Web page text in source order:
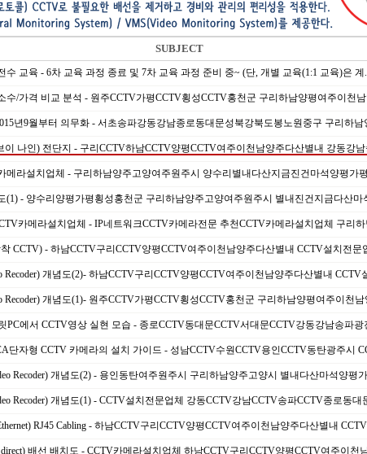
SUBJECT
수 교육 - 6차 교육 과정 종료 및 7차 교육 과정 준비 중~ (단, 개별 교육(1:1 교육)은 계
수/가격 비교 분석 - 원주CCTV가평CCTV횡성CCTV홍천군 구리하남양평여주이천
년9월부터 의무화 - 서초송파강동강남종로동대문성북강북도봉노원중구 구리하남
이 나인) 전단지 - 구리CCTV하남CCTV양평CCTV여주이천남양주다산별내 강동강
메라설치업체 - 구리하남양주고양여주원주시 양수리별내다산지금진건마석양평가
(1) - 양수리양평가평횡성홍천군 구리하남양주고양여주원주시 별내진건지금다산마
카메라설치업체 - IP네트워크CCTV카메라전문 추천CCTV카메라설치업체 구리
착 CCTV) - 하남CCTV구리CCTV양평CCTV여주이천남양주다산별내 CCTV설치전문
Recoder) 개념도(2)- 하남CCTV구리CCTV양평CCTV여주이천남양주다산별내 CCTV
Recoder) 개념도(1)- 원주CCTV가평CCTV횡성CCTV홍천군 구리하남양평여주이천
PC에서 CCTV영상 실현 모습 - 종로CCTV동대문CCTV서대문CCTV강동강남송파광
단자형 CCTV 카메라의 설치 가이드 - 성남CCTV수원CCTV용인CCTV동탄광주시
Recoder) 개념도(2) - 용인동탄여주원주시 구리하남양주고양시 별내다산마석양평
Recoder) 개념도(1) - CCTV설치전문업체 강동CCTV강남CCTV송파CCTV종로동대
RJ45 Cabling - 하남CCTV구리CCTV양평CCTV여주이천남양주다산별내
direct) 배선 배치도 - CCTV카메라설치업체 하남CCTV구리CCTV양평CCTV여주이천